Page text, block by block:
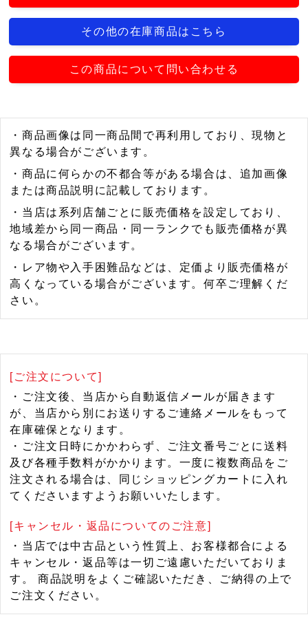
その他の在庫商品はこちら
この商品について問い合わせる
・商品画像は同一商品間で再利用しており、現物と
異なる場合がございます。
・商品に何らかの不都合等がある場合は、追加画像
または商品説明に記載しております。
・当店は系列店舗ごとに販売価格を設定しており、
地域差から同一商品・同一ランクでも販売価格が異
なる場合がございます。
・レア物や入手困難品などは、定価より販売価格が
高くなっている場合がございます。何卒ご理解くだ
さい。
[ご注文について]
・ご注文後、当店から自動返信メールが届きます
が、当店から別にお送りするご連絡メールをもって
在庫確保となります。
・ご注文日時にかかわらず、ご注文番号ごとに送料
及び各種手数料がかかります。一度に複数商品をご
注文される場合は、同じショッピングカートに入れ
てくださいますようお願いいたします。
[キャンセル・返品についてのご注意]
・当店では中古品という性質上、お客様都合による
キャンセル・返品等は一切ご遠慮いただいておりま
す。 商品説明をよくご確認いただき、ご納得の上で
ご注文ください。